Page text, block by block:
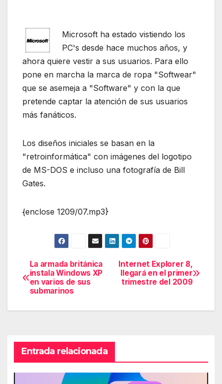
Microsoft ha estado vistiendo los
PC's desde hace muchos años, y
ahora quiere vestir a sus usuarios. Para ello
pone en marcha la marca de ropa "Softwear"
que se asemeja a "Software" y con la que
pretende captar la atención de sus usuarios
más fanáticos.
Los diseños iniciales se basan en la
"retroinformática" con imágenes del logotipo
de MS-DOS e incluso una fotografía de Bill
Gates.
{enclose 1209/07.mp3}
Navegación
de
entradas
Internet Explorer 8,
llegará en el primer
trimestre del 2009
La armada británica
instala Windows XP
en varios de sus
submarinos
Entrada relacionada